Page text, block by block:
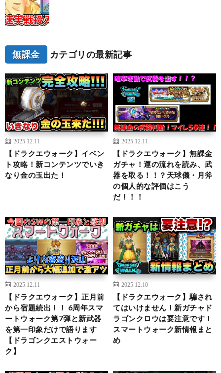
無課金 カテゴリの最新記事
2025.12.11
【ドラクエウォーク】イベン
ト攻略！新コンテンツでいき
なり金の玉出た！
2025.12.11
【ドラクエウォーク】無課金
ガチャ！運の流れを読み、武
器を取る！！？天球儀・月斧
の個人的な評価はこう
だ！！！
2025.12.11
【ドラクエウォーク】正月前
から宿題続出！！ 6周年スマ
ートウォーク第7弾と新武器
を第一印象だけで語ります
【ドラゴンクエストウォー
ク】
2025.12.10
【ドラクエウォーク】騙され
てはいけません！新ガチャド
ラゴンクロウは要注意です！
スマートウォーク新情報まと
め